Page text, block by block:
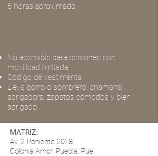
6 horas aproximado
No accesible para personas con
movilidad limitada
Código de vestimenta
Lleva gorro o sombrero, chamarra
abrigadora, zapatos cómodos y bien
abrigado..
MATRIZ:
Av. 2 Poniente 2018
Colonia Amor, Puebla, Pue.